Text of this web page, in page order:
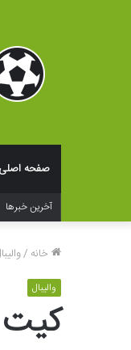
صفحه اصلی
آخرین خبرها
خانه /
والیبال
کیت